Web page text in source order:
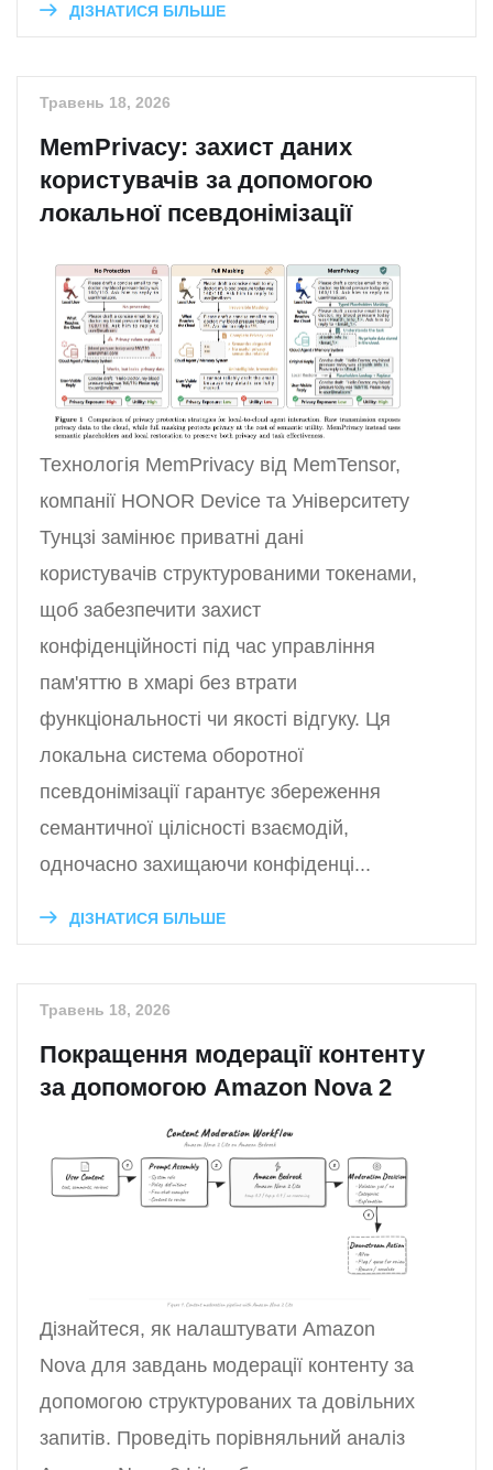
ДІЗНАТИСЯ БІЛЬШЕ
Травень 18, 2026
MemPrivacy: захист даних
користувачів за допомогою
локальної псевдонімізації
Технологія MemPrivacy від MemTensor,
компанії HONOR Device та Університету
Тунцзі замінює приватні дані
користувачів структурованими токенами,
щоб забезпечити захист
конфіденційності під час управління
пам'яттю в хмарі без втрати
функціональності чи якості відгуку. Ця
локальна система оборотної
псевдонімізації гарантує збереження
семантичної цілісності взаємодій,
одночасно захищаючи конфіденці...
ДІЗНАТИСЯ БІЛЬШЕ
Травень 18, 2026
Покращення модерації контенту
за допомогою Amazon Nova 2
Дізнайтеся, як налаштувати Amazon
Nova для завдань модерації контенту за
допомогою структурованих та довільних
запитів. Проведіть порівняльний аналіз